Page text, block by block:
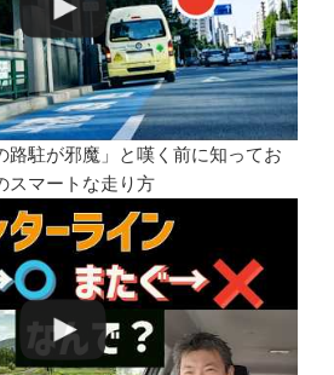
路駐が邪魔」と嘆く前に知ってお
スマートな走り方